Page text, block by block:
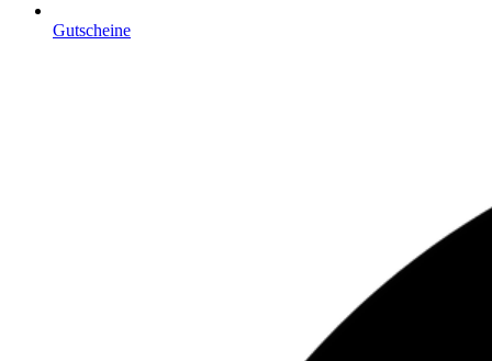
Gutscheine